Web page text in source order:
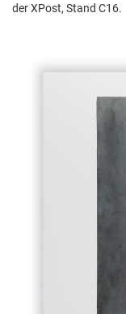
der XPost, Stand C16.